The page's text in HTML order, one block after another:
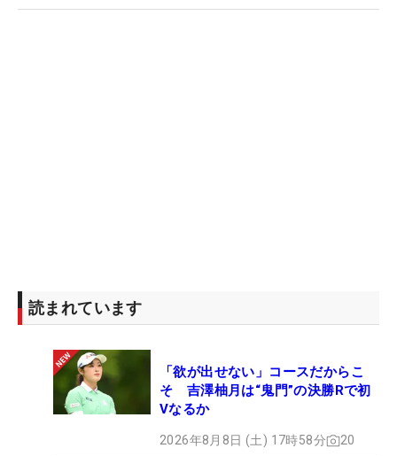
読まれています
「欲が出せない」コースだからこ
そ 吉澤柚月は“鬼門”の決勝Rで初
Vなるか
2026年8月8日 (土) 17時58分 20